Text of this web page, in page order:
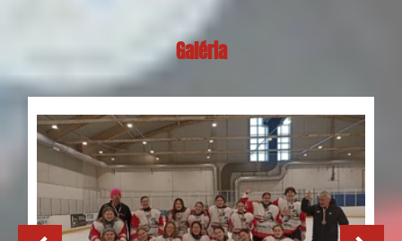
Galéria